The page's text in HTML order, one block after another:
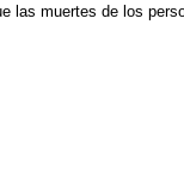
las muertes de los